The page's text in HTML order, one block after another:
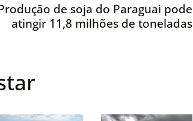
de soja do Paraguai pode
atingir 11,8 milhões de toneladas